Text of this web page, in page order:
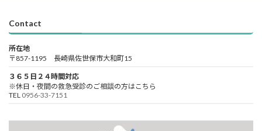
Contact
所在地
〒857-1195 長崎県佐世保市大和町15
３６５日２４時間対応
※休日・夜間の救急受診のご相談の方はこちら
TEL 0956-33-7151